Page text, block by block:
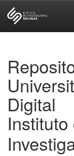
Digital
Instituto